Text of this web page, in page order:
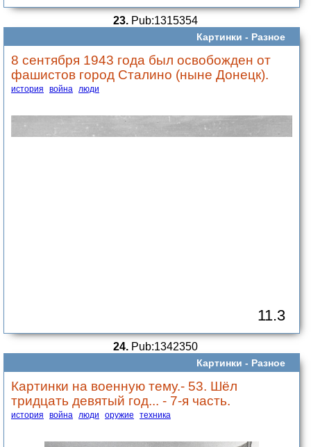
23. Pub:1315354
Картинки - Разное
8 сентября 1943 года был освобожден от
фашистов город Сталино (ныне Донецк).
история война люди
11.3
24. Pub:1342350
Картинки - Разное
Картинки на военную тему.- 53. Шёл
тридцать девятый год... - 7-я часть.
история война люди оружие техника